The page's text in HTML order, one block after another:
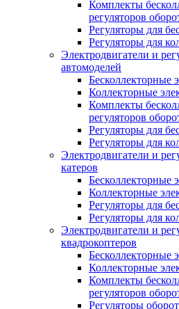
Комплекты
регуляторов
Регуляторы для
Регуляторы для
Электродвигатели и
автомоделей
Бесколлекторные
Коллекторные
Комплекты
регуляторов
Регуляторы для
Регуляторы для
Электродвигатели и
катеров
Бесколлекторные
Коллекторные
Регуляторы для
Регуляторы для
Электродвигатели и
квадрокоптеров
Бесколлекторные
Коллекторные
Комплекты
регуляторов
Регуляторы